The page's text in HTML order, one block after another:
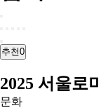
추천0
2025 서울로
문화